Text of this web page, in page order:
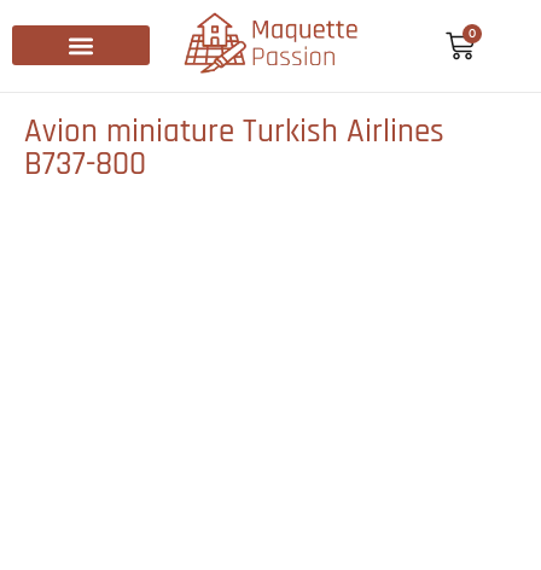
0
Avion miniature Turkish Airlines
B737-800